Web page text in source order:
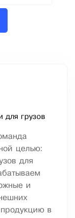
для грузов
целью:
для
и
в